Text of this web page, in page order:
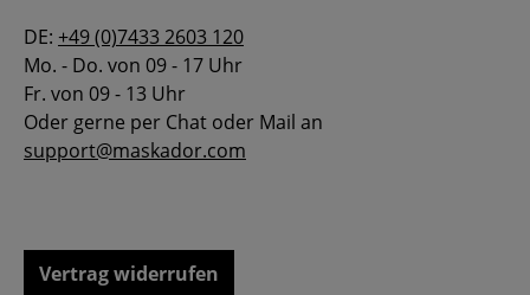
DE: +49 (0)7433 2603 120
Mo. - Do. von 09 - 17 Uhr
Fr. von 09 - 13 Uhr
Oder gerne per Chat oder Mail an
support@maskador.com
Vertrag widerrufen